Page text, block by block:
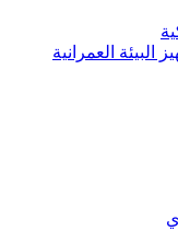
البيئة العمرانية